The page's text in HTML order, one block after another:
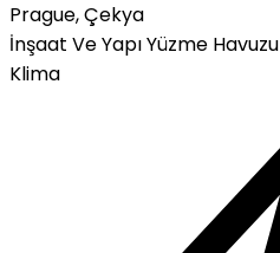
Prague, Çekya
İnşaat Ve YapıYüzme Havuzu
Klima